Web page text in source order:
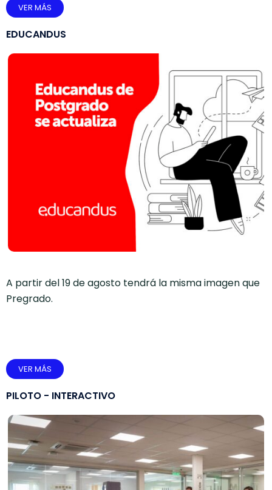
VER MÁS
EDUCANDUS
A partir del 19 de agosto tendrá la misma imagen que
Pregrado.
VER MÁS
PILOTO - INTERACTIVO